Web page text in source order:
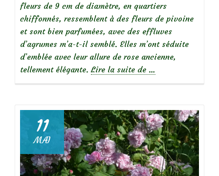
fleurs de 9 cm de diamètre, en quartiers
chiffonnés, ressemblent à des fleurs de pivoine
et sont bien parfumées, avec des effluves
d’agrumes m’a-t-il semblé. Elles m’ont séduite
d’emblée avec leur allure de rose ancienne,
tellement élégante. Lire la suite de
le
rosier
Folie
de
Bagatelle
…
11
MAI